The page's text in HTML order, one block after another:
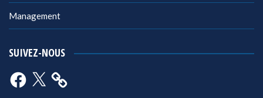
Management
SUIVEZ-NOUS
Facebook
X